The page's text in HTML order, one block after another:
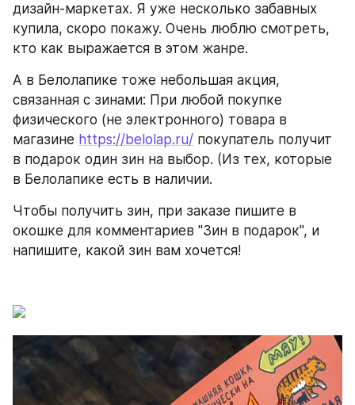
дизайн-маркетах. Я уже несколько забавных
купила, скоро покажу. Очень люблю смотреть,
кто как выражается в этом жанре.
А в Белолапике тоже небольшая акция,
связанная с зинами: При любой покупке
физического (не электронного) товара в
магазине https://belolap.ru/ покупатель получит
в подарок один зин на выбор. (Из тех, которые
в Белолапике есть в наличии.
Чтобы получить зин, при заказе пишите в
окошке для комментариев "Зин в подарок", и
напишите, какой зин вам хочется!